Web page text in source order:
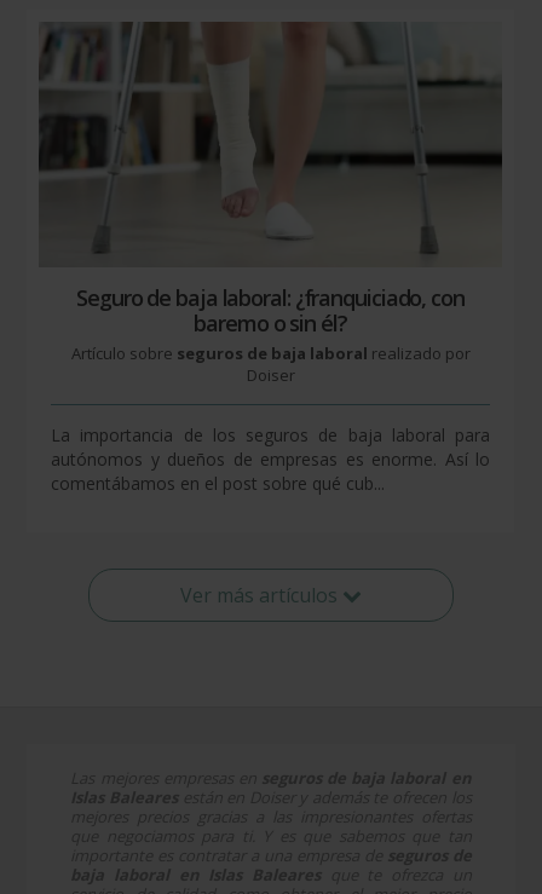
Seguro de baja laboral: ¿franquiciado, con
baremo o sin él?
Artículo sobre seguros de baja laboral realizado por
Doiser
La importancia de los seguros de baja laboral para
autónomos y dueños de empresas es enorme. Así lo
comentábamos en el post sobre qué cub...
Ver más artículos